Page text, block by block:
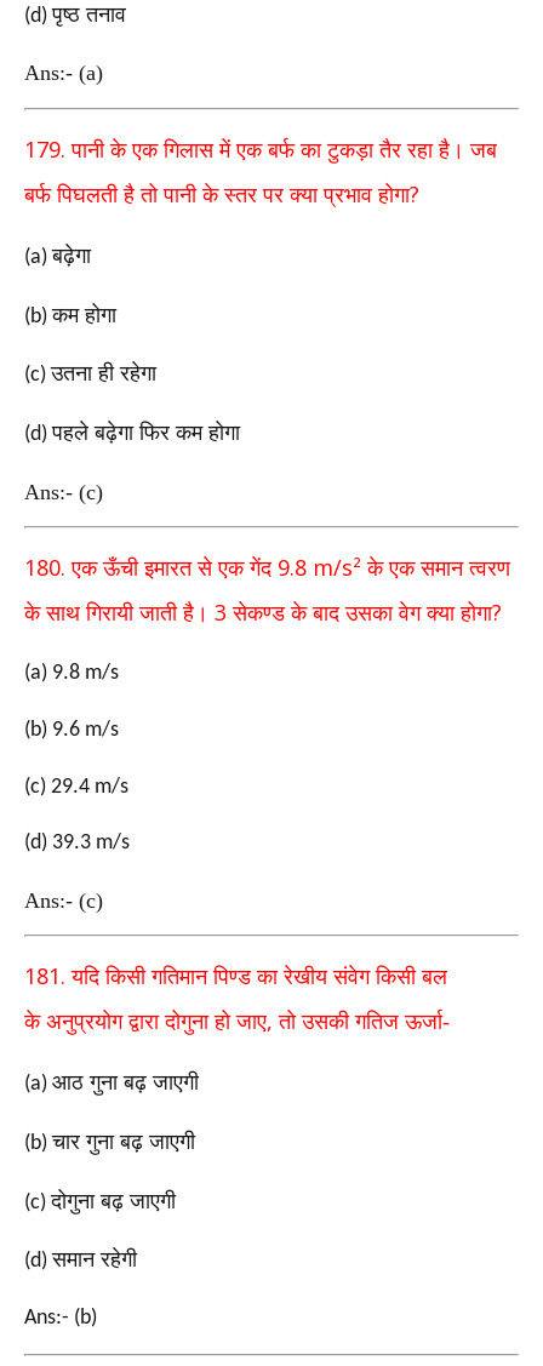
(d)पृष्ठ तनाव
Ans:- (a)
179.पानी के एक गिलास में एक बर्फ का टुकड़ा तैर रहा है। जब
बर्फ पिघलती है तो पानी के स्तर पर क्या प्रभाव होगा?
(a)बढ़ेगा
(b)कम होगा
(c)उतना ही रहेगा
(d)पहले बढ़ेगा फिर कम होगा
Ans:- (c)
180.एक ऊँची इमारत से एक गेंद 9.8 m/s² के एक समान त्वरण
के साथ गिरायी जाती है। 3 सेकण्ड के बाद उसका वेग क्या होगा?
(a) 9.8 m/s
(b) 9.6 m/s
(c) 29.4 m/s
(d) 39.3 m/s
Ans:- (c)
181.यदि किसी गतिमान पिण्ड का रेखीय संवेग किसी बल
के अनुप्रयोग द्वारा दोगुना हो जाए,तो उसकी गतिज ऊर्जा-
(a) आठ गुना बढ़ जाएगी
(b)चार गुना बढ़ जाएगी
(c)दोगुना बढ़ जाएगी
(d)समान रहेगी
Ans:- (b)